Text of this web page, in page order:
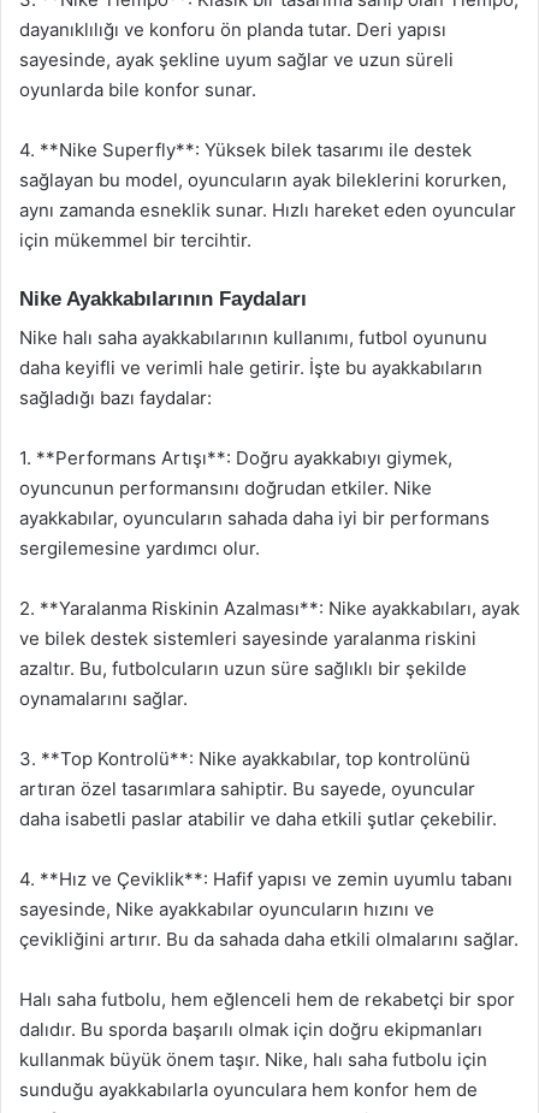
dayanıklılığı ve konforu ön planda tutar. Deri yapısı
sayesinde, ayak şekline uyum sağlar ve uzun süreli
oyunlarda bile konfor sunar.
4. **Nike Superfly**: Yüksek bilek tasarımı ile destek
sağlayan bu model, oyuncuların ayak bileklerini korurken,
aynı zamanda esneklik sunar. Hızlı hareket eden oyuncular
için mükemmel bir tercihtir.
Nike Ayakkabılarının Faydaları
Nike halı saha ayakkabılarının kullanımı, futbol oyununu
daha keyifli ve verimli hale getirir. İşte bu ayakkabıların
sağladığı bazı faydalar:
1. **Performans Artışı**: Doğru ayakkabıyı giymek,
oyuncunun performansını doğrudan etkiler. Nike
ayakkabılar, oyuncuların sahada daha iyi bir performans
sergilemesine yardımcı olur.
2. **Yaralanma Riskinin Azalması**: Nike ayakkabıları, ayak
ve bilek destek sistemleri sayesinde yaralanma riskini
azaltır. Bu, futbolcuların uzun süre sağlıklı bir şekilde
oynamalarını sağlar.
3. **Top Kontrolü**: Nike ayakkabılar, top kontrolünü
artıran özel tasarımlara sahiptir. Bu sayede, oyuncular
daha isabetli paslar atabilir ve daha etkili şutlar çekebilir.
4. **Hız ve Çeviklik**: Hafif yapısı ve zemin uyumlu tabanı
sayesinde, Nike ayakkabılar oyuncuların hızını ve
çevikliğini artırır. Bu da sahada daha etkili olmalarını sağlar.
Halı saha futbolu, hem eğlenceli hem de rekabetçi bir spor
dalıdır. Bu sporda başarılı olmak için doğru ekipmanları
kullanmak büyük önem taşır. Nike, halı saha futbolu için
sunduğu ayakkabılarla oyunculara hem konfor hem de